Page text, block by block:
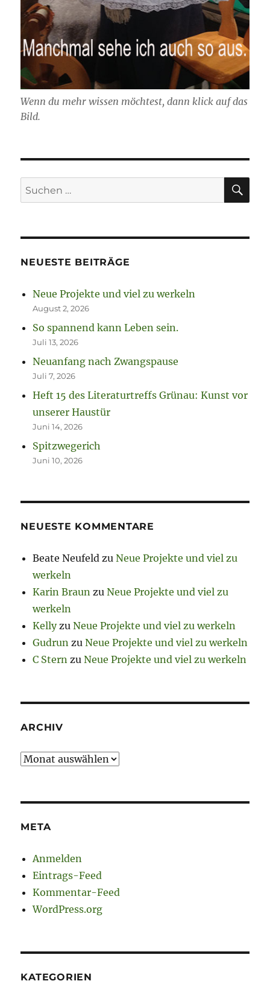
Wenn du mehr wissen möchtest, dann klick auf das
Bild.
Suchen
nach:
NEUESTE BEITRÄGE
Neue Projekte und viel zu werkeln
August 2, 2026
So spannend kann Leben sein.
Juli 13, 2026
Neuanfang nach Zwangspause
Juli 7, 2026
Heft 15 des Literaturtreffs Grünau: Kunst vor
unserer Haustür
Juni 14, 2026
Spitzwegerich
Juni 10, 2026
NEUESTE KOMMENTARE
Beate Neufeld zuNeue Projekte und viel zu
werkeln
Karin Braun zuNeue Projekte und viel zu
werkeln
KellyzuNeue Projekte und viel zu werkeln
Gudrun zuNeue Projekte und viel zu werkeln
C Stern zuNeue Projekte und viel zu werkeln
ARCHIV
Archiv
META
Anmelden
Eintrags-Feed
Kommentar-Feed
WordPress.org
KATEGORIEN